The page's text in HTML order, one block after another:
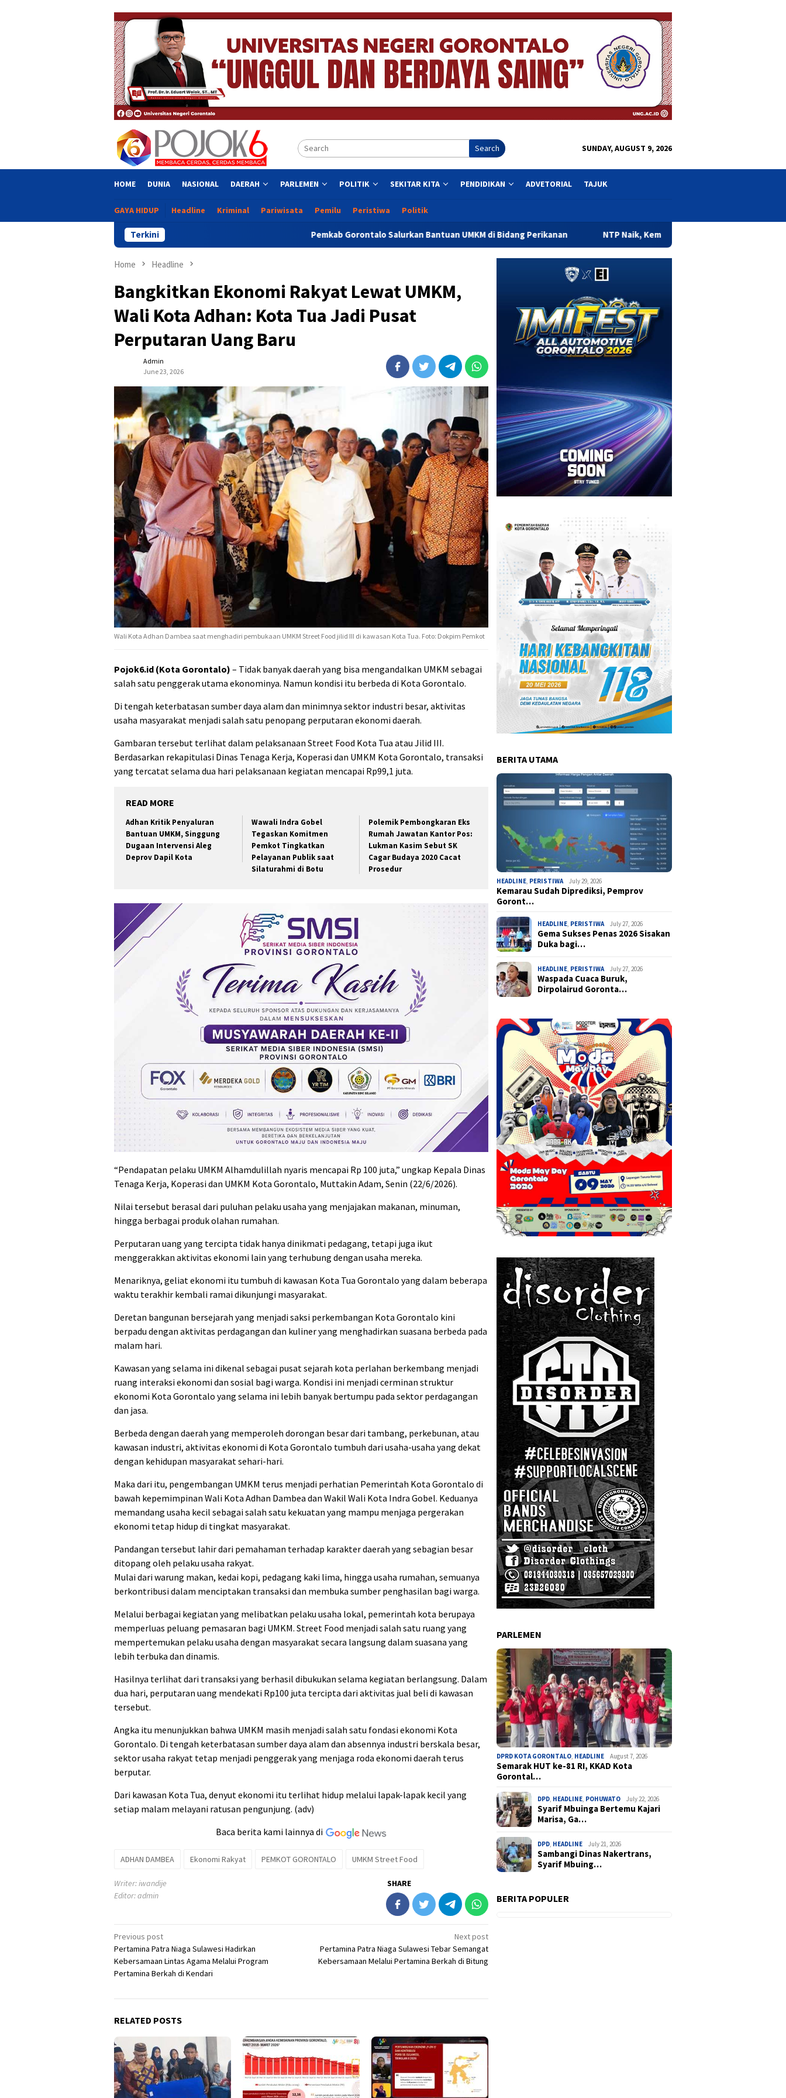
Search SUNDAY, AUGUST 9, 2026
HOME DUNIA NASIONAL DAERAH PARLEMEN POLITIK SEKITAR KITA PENDIDIKAN ADVETORIAL TAJUK
GAYA HIDUP Headline Kriminal Pariwisata Pemilu Peristiwa Politik
Terkini Pemkab Gorontalo Salurkan Bantuan UMKM di Bidang Perikanan NTP Naik, Kemiskinan Turun, Ekonomi Gorontalo Mulai Rasakan
Home Headline
Bangkitkan Ekonomi Rakyat Lewat UMKM,
Wali Kota Adhan: Kota Tua Jadi Pusat
Perputaran Uang Baru
Admin
June 23, 2026
Wali Kota Adhan Dambea saat menghadiri pembukaan UMKM Street Food jilid III di kawasan Kota Tua. Foto: Dokpim Pemkot
Pojok6.id (Kota Gorontalo) – Tidak banyak daerah yang bisa mengandalkan UMKM sebagai
salah satu penggerak utama ekonominya. Namun kondisi itu berbeda di Kota Gorontalo.
Di tengah keterbatasan sumber daya alam dan minimnya sektor industri besar, aktivitas
usaha masyarakat menjadi salah satu penopang perputaran ekonomi daerah.
Gambaran tersebut terlihat dalam pelaksanaan Street Food Kota Tua atau Jilid III.
Berdasarkan rekapitulasi Dinas Tenaga Kerja, Koperasi dan UMKM Kota Gorontalo, transaksi
yang tercatat selama dua hari pelaksanaan kegiatan mencapai Rp99,1 juta.
READ MORE
Adhan Kritik Penyaluran
Bantuan UMKM, Singgung
Dugaan Intervensi Aleg
Deprov Dapil Kota
Wawali Indra Gobel
Tegaskan Komitmen
Pemkot Tingkatkan
Pelayanan Publik saat
Silaturahmi di Botu
Polemik Pembongkaran Eks
Rumah Jawatan Kantor Pos:
Lukman Kasim Sebut SK
Cagar Budaya 2020 Cacat
Prosedur
“Pendapatan pelaku UMKM Alhamdulillah nyaris mencapai Rp 100 juta,” ungkap Kepala Dinas
Tenaga Kerja, Koperasi dan UMKM Kota Gorontalo, Muttakin Adam, Senin (22/6/2026).
Nilai tersebut berasal dari puluhan pelaku usaha yang menjajakan makanan, minuman,
hingga berbagai produk olahan rumahan.
Perputaran uang yang tercipta tidak hanya dinikmati pedagang, tetapi juga ikut
menggerakkan aktivitas ekonomi lain yang terhubung dengan usaha mereka.
Menariknya, geliat ekonomi itu tumbuh di kawasan Kota Tua Gorontalo yang dalam beberapa
waktu terakhir kembali ramai dikunjungi masyarakat.
Deretan bangunan bersejarah yang menjadi saksi perkembangan Kota Gorontalo kini
berpadu dengan aktivitas perdagangan dan kuliner yang menghadirkan suasana berbeda pada
malam hari.
Kawasan yang selama ini dikenal sebagai pusat sejarah kota perlahan berkembang menjadi
ruang interaksi ekonomi dan sosial bagi warga. Kondisi ini menjadi cerminan struktur
ekonomi Kota Gorontalo yang selama ini lebih banyak bertumpu pada sektor perdagangan
dan jasa.
Berbeda dengan daerah yang memperoleh dorongan besar dari tambang, perkebunan, atau
kawasan industri, aktivitas ekonomi di Kota Gorontalo tumbuh dari usaha-usaha yang dekat
dengan kehidupan masyarakat sehari-hari.
Maka dari itu, pengembangan UMKM terus menjadi perhatian Pemerintah Kota Gorontalo di
bawah kepemimpinan Wali Kota Adhan Dambea dan Wakil Wali Kota Indra Gobel. Keduanya
memandang usaha kecil sebagai salah satu kekuatan yang mampu menjaga pergerakan
ekonomi tetap hidup di tingkat masyarakat.
Pandangan tersebut lahir dari pemahaman terhadap karakter daerah yang sebagian besar
ditopang oleh pelaku usaha rakyat.
Mulai dari warung makan, kedai kopi, pedagang kaki lima, hingga usaha rumahan, semuanya
berkontribusi dalam menciptakan transaksi dan membuka sumber penghasilan bagi warga.
Melalui berbagai kegiatan yang melibatkan pelaku usaha lokal, pemerintah kota berupaya
memperluas peluang pemasaran bagi UMKM. Street Food menjadi salah satu ruang yang
mempertemukan pelaku usaha dengan masyarakat secara langsung dalam suasana yang
lebih terbuka dan dinamis.
Hasilnya terlihat dari transaksi yang berhasil dibukukan selama kegiatan berlangsung. Dalam
dua hari, perputaran uang mendekati Rp100 juta tercipta dari aktivitas jual beli di kawasan
tersebut.
Angka itu menunjukkan bahwa UMKM masih menjadi salah satu fondasi ekonomi Kota
Gorontalo. Di tengah keterbatasan sumber daya alam dan absennya industri berskala besar,
sektor usaha rakyat tetap menjadi penggerak yang menjaga roda ekonomi daerah terus
berputar.
Dari kawasan Kota Tua, denyut ekonomi itu terlihat hidup melalui lapak-lapak kecil yang
setiap malam melayani ratusan pengunjung. (adv)
Baca berita kami lainnya di
ADHAN DAMBEA Ekonomi Rakyat PEMKOT GORONTALO UMKM Street Food
Writer: iwandije
Editor: admin
SHARE
Post
navigation
Previous post
Pertamina Patra Niaga Sulawesi Hadirkan
Kebersamaan Lintas Agama Melalui Program
Pertamina Berkah di Kendari
Next post
Pertamina Patra Niaga Sulawesi Tebar Semangat
Kebersamaan Melalui Pertamina Berkah di Bitung
RELATED POSTS
BERITA UTAMA
HEADLINE, PERISTIWA July 29, 2026
Kemarau Sudah Diprediksi, Pemprov
Goront…
HEADLINE, PERISTIWA July 27, 2026
Gema Sukses Penas 2026 Sisakan
Duka bagi…
HEADLINE, PERISTIWA July 27, 2026
Waspada Cuaca Buruk,
Dirpolairud Goronta…
PARLEMEN
DPRD KOTA GORONTALO, HEADLINE August 7, 2026
Semarak HUT ke-81 RI, KKAD Kota
Gorontal…
DPD, HEADLINE, POHUWATO July 22, 2026
Syarif Mbuinga Bertemu Kajari
Marisa, Ga…
DPD, HEADLINE July 21, 2026
Sambangi Dinas Nakertrans,
Syarif Mbuing…
BERITA POPULER